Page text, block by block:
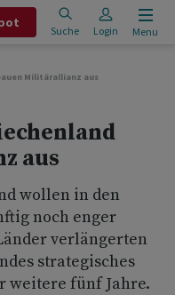
Suche Login Menu
Militärallianz aus
aus
wollen in den
noch enger
verlängerten
strategisches
weitere fünf Jahre.